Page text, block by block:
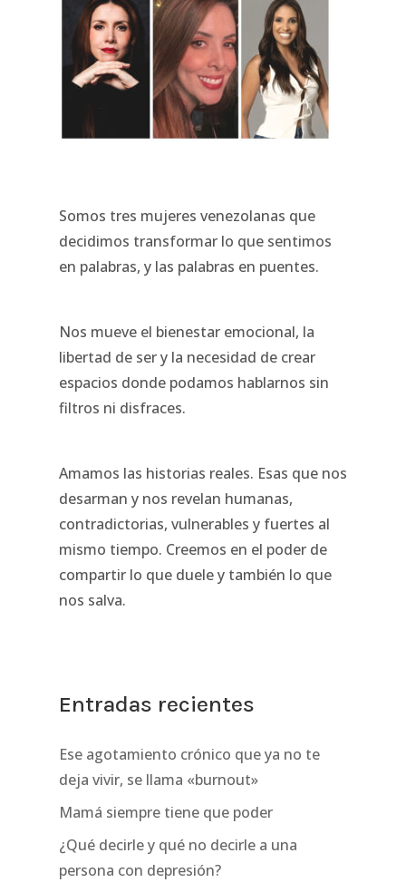
Somos tres mujeres venezolanas que
decidimos transformar lo que sentimos
en palabras, y las palabras en puentes.
Nos mueve el bienestar emocional, la
libertad de ser y la necesidad de crear
espacios donde podamos hablarnos sin
filtros ni disfraces.
Amamos las historias reales. Esas que nos
desarman y nos revelan humanas,
contradictorias, vulnerables y fuertes al
mismo tiempo. Creemos en el poder de
compartir lo que duele y también lo que
nos salva.
Entradas recientes
Ese agotamiento crónico que ya no te
deja vivir, se llama «burnout»
Mamá siempre tiene que poder
¿Qué decirle y qué no decirle a una
persona con depresión?